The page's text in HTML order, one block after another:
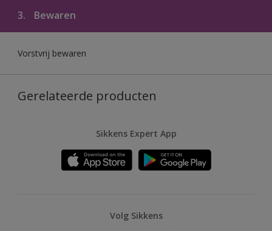
3. Bewaren
Vorstvrij bewaren
Gerelateerde producten
Sikkens Expert App
Volg Sikkens